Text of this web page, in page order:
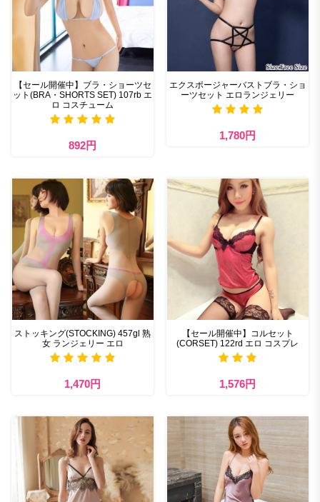
【セール開催中】ブラ・ショーツセ
ット(BRA・SHORTS SET) 107rb エ
ロ コスチューム
892円
エクスポージャーバストブラ・ショ
ーツセット エロランジェリー
1,780円
ストッキング(STOCKING) 457gl 熟
女 ランジェリー エロ
1,470円
【セール開催中】コルセット
(CORSET) 122rd エロ コスプレ
1,576円